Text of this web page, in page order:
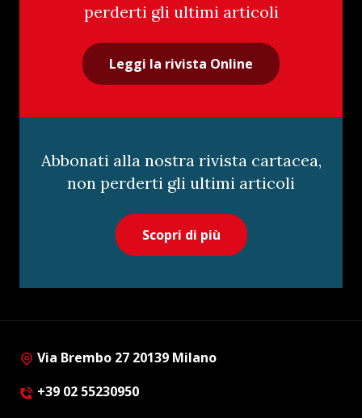
perderti gli ultimi articoli
Leggi la rivista Online
Abbonati alla nostra rivista cartacea,
non perderti gli ultimi articoli
Scopri di più
Via Brembo 27 20139 Milano
+39 02 55230950